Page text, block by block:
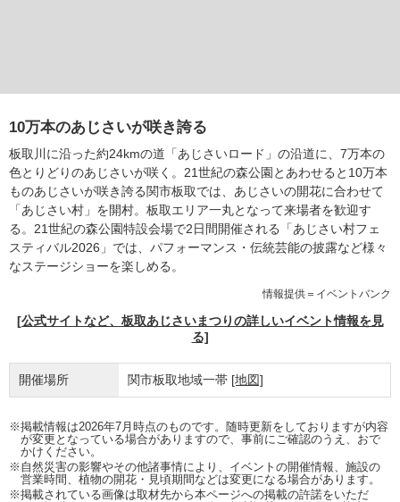
10万本のあじさいが咲き誇る
板取川に沿った約24kmの道「あじさいロード」の沿道に、7万本の
色とりどりのあじさいが咲く。21世紀の森公園とあわせると10万本
ものあじさいが咲き誇る関市板取では、あじさいの開花に合わせて
「あじさい村」を開村。板取エリア一丸となって来場者を歓迎す
る。21世紀の森公園特設会場で2日間開催される「あじさい村フェ
スティバル2026」では、パフォーマンス・伝統芸能の披露など様々
なステージショーを楽しめる。
情報提供＝イベントバンク
[公式サイトなど、板取あじさいまつりの詳しいイベント情報を見
る]
開催場所 関市板取地域一帯 [地図]
※掲載情報は2026年7月時点のものです。随時更新をしておりますが内容
が変更となっている場合がありますので、事前にご確認のうえ、おで
かけください。
※自然災害の影響やその他諸事情により、イベントの開催情報、施設の
営業時間、植物の開花・見頃期間などは変更になる場合があります。
※掲載されている画像は取材先から本ページへの掲載の許諾をいただ